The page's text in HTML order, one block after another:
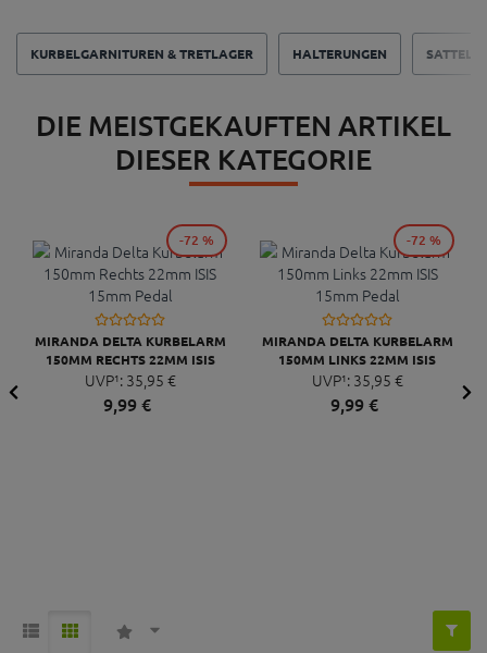
KURBELGARNITUREN & TRETLAGER HALTERUNGEN
DIE MEISTGEKAUFTEN ARTIKEL
DIESER KATEGORIE
MIRANDA DELTA KURBELARM
150MM RECHTS 22MM ISIS
15MM PEDAL
UVP¹: 35,95 €
9,99€
-72 %
MIRANDA DELTA KURBELARM
150MM LINKS 22MM ISIS
15MM PEDAL
UVP¹: 35,95 €
9,99€
-72 %